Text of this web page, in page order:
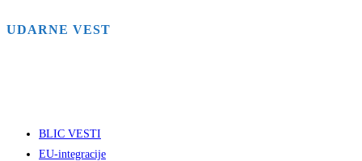
UDARNE VEST
BLIC VESTI
EU-integracije